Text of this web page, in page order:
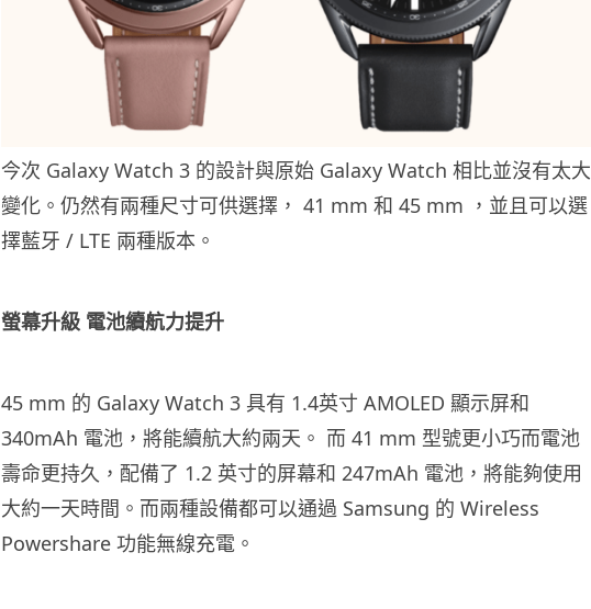
今次 Galaxy Watch 3 的設計與原始 Galaxy Watch 相比並沒有太大
變化。仍然有兩種尺寸可供選擇， 41 mm 和 45 mm ，並且可以選
擇藍牙 / LTE 兩種版本。
螢幕升級 電池續航力提升
45 mm 的 Galaxy Watch 3 具有 1.4英寸 AMOLED 顯示屏和
340mAh 電池，將能續航大約兩天。 而 41 mm 型號更小巧而電池
壽命更持久，配備了 1.2 英寸的屏幕和 247mAh 電池，將能夠使用
大約一天時間。而兩種設備都可以通過 Samsung 的 Wireless
Powershare 功能無線充電。